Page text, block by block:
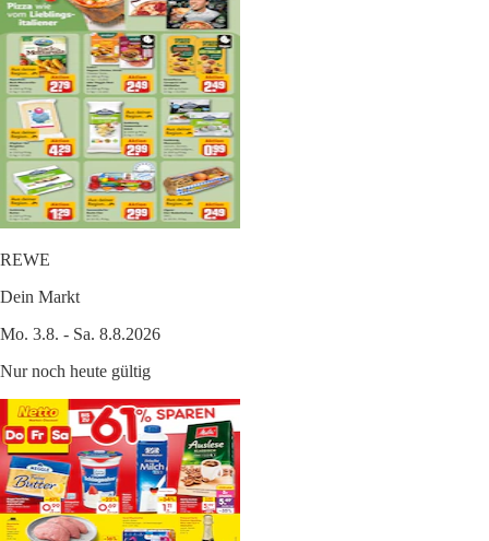
REWE
Dein Markt
Mo. 3.8. - Sa. 8.8.2026
Nur noch heute gültig